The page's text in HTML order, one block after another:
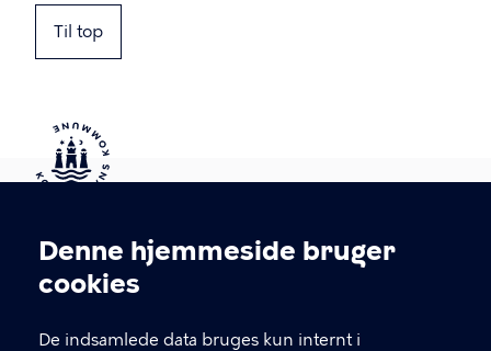
Cookieindstillinger
Denne hjemmeside bruger
cookies
De indsamlede data bruges kun internt i
Til top
Kontakt Københavns Kommune
T
fFind andre kontakter her